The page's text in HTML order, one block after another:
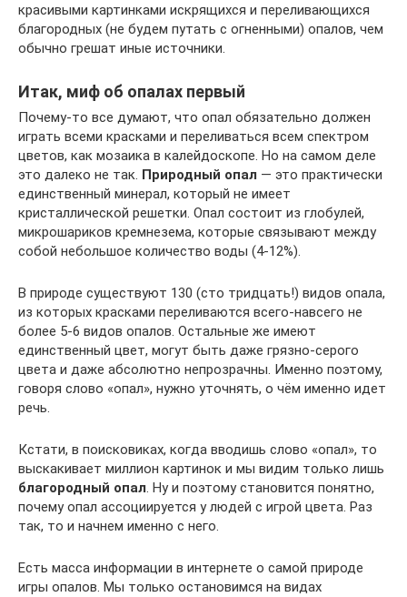
красивыми картинками искрящихся и переливающихся
благородных (не будем путать с огненными) опалов, чем
обычно грешат иные источники.
Итак, миф об опалах первый
Почему-то все думают, что опал обязательно должен
играть всеми красками и переливаться всем спектром
цветов, как мозаика в калейдоскопе. Но на самом деле
это далеко не так. Природный опал — это практически
единственный минерал, который не имеет
кристаллической решетки. Опал состоит из глобулей,
микрошариков кремнезема, которые связывают между
собой небольшое количество воды (4-12%).
В природе существуют 130 (сто тридцать!) видов опала,
из которых красками переливаются всего-навсего не
более 5-6 видов опалов. Остальные же имеют
единственный цвет, могут быть даже грязно-серого
цвета и даже абсолютно непрозрачны. Именно поэтому,
говоря слово «опал», нужно уточнять, о чём именно идет
речь.
Кстати, в поисковиках, когда вводишь слово «опал», то
выскакивает миллион картинок и мы видим только лишь
благородный опал. Ну и поэтому становится понятно,
почему опал ассоциируется у людей с игрой цвета. Раз
так, то и начнем именно с него.
Есть масса информации в интернете о самой природе
игры опалов. Мы только остановимся на видах